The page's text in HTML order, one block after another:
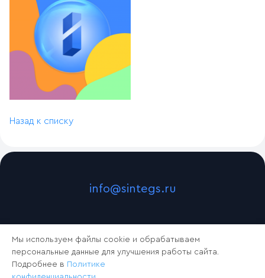
Назад к списку
info@sintegs.ru
Мы используем файлы cookie и обрабатываем
персональные данные для улучшения работы сайта.
Подробнее в Политике